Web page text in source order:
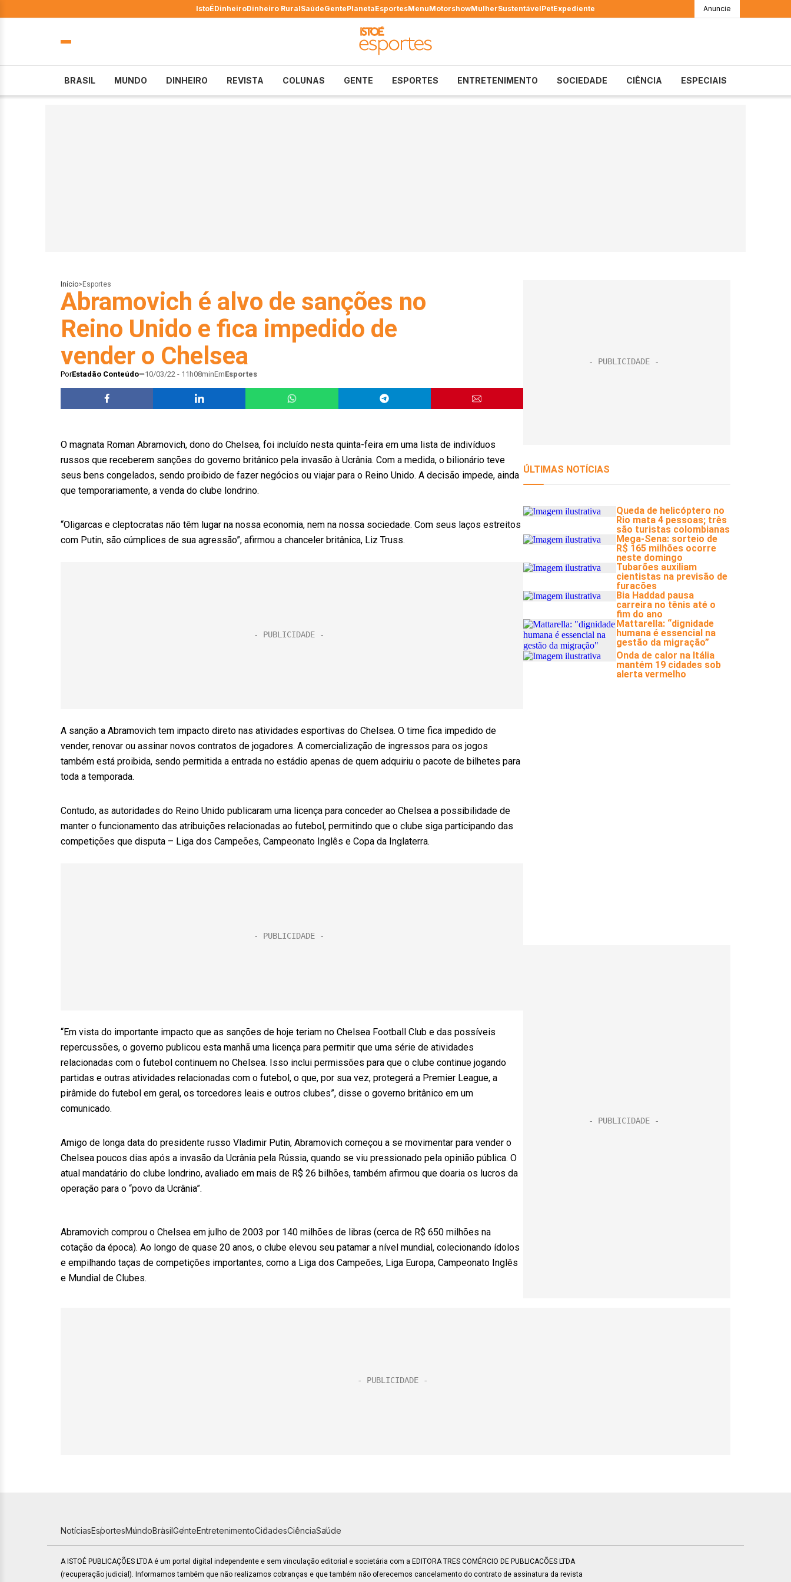
IstoÉDinheiroDinheiro RuralSaúdeGentePlanetaEsportesMenuMotorshowMulherSustentávelPetExpediente Anuncie
BRASIL MUNDO DINHEIRO REVISTA COLUNAS GENTE ESPORTES ENTRETENIMENTO SOCIEDADE CIÊNCIA ESPECIAIS
Início> Esportes
Abramovich é alvo de sanções no
Reino Unido e fica impedido de
vender o Chelsea
PorEstadão Conteúdo 10/03/22 - 11h08minEmEsportes
O magnata Roman Abramovich, dono do Chelsea, foi incluído nesta quinta-feira em uma lista de indivíduos
russos que receberem sanções do governo britânico pela invasão à Ucrânia. Com a medida, o bilionário teve
seus bens congelados, sendo proibido de fazer negócios ou viajar para o Reino Unido. A decisão impede, ainda
que temporariamente, a venda do clube londrino.
“Oligarcas e cleptocratas não têm lugar na nossa economia, nem na nossa sociedade. Com seus laços estreitos
com Putin, são cúmplices de sua agressão”, afirmou a chanceler britânica, Liz Truss.
A sanção a Abramovich tem impacto direto nas atividades esportivas do Chelsea. O time fica impedido de
vender, renovar ou assinar novos contratos de jogadores. A comercialização de ingressos para os jogos
também está proibida, sendo permitida a entrada no estádio apenas de quem adquiriu o pacote de bilhetes para
toda a temporada.
Contudo, as autoridades do Reino Unido publicaram uma licença para conceder ao Chelsea a possibilidade de
manter o funcionamento das atribuições relacionadas ao futebol, permitindo que o clube siga participando das
competições que disputa – Liga dos Campeões, Campeonato Inglês e Copa da Inglaterra.
“Em vista do importante impacto que as sanções de hoje teriam no Chelsea Football Club e das possíveis
repercussões, o governo publicou esta manhã uma licença para permitir que uma série de atividades
relacionadas com o futebol continuem no Chelsea. Isso inclui permissões para que o clube continue jogando
partidas e outras atividades relacionadas com o futebol, o que, por sua vez, protegerá a Premier League, a
pirâmide do futebol em geral, os torcedores leais e outros clubes”, disse o governo britânico em um
comunicado.
Amigo de longa data do presidente russo Vladimir Putin, Abramovich começou a se movimentar para vender o
Chelsea poucos dias após a invasão da Ucrânia pela Rússia, quando se viu pressionado pela opinião pública. O
atual mandatário do clube londrino, avaliado em mais de R$ 26 bilhões, também afirmou que doaria os lucros da
operação para o “povo da Ucrânia”.
Abramovich comprou o Chelsea em julho de 2003 por 140 milhões de libras (cerca de R$ 650 milhões na
cotação da época). Ao longo de quase 20 anos, o clube elevou seu patamar a nível mundial, colecionando ídolos
e empilhando taças de competições importantes, como a Liga dos Campeões, Liga Europa, Campeonato Inglês
e Mundial de Clubes.
NotíciasEsportesMundoBrasilGenteEntretenimentoCidadesCiênciaSaúde
A ISTOÉ PUBLICAÇÕES LTDA é um portal digital independente e sem vinculação editorial e societária com a EDITORA TRES COMÉRCIO DE PUBLICACÕES LTDA
(recuperação judicial). Informamos também que não realizamos cobranças e que também não oferecemos cancelamento do contrato de assinatura da revista